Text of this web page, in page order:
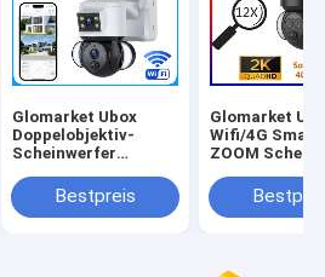
Glomarket Ubox
Doppelobjektiv-
Scheinwerfer
Kamera 6MP Smart
Wifi 4G Sicherheit
Bestpreis
Glomarket
Wifi/4G Smart
ZOOM
Kamera 6MP
Kamera für die